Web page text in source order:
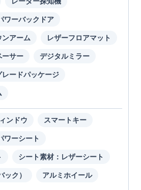
ワーバックドア
アーム レザーフロアマット
ーサー デジタルミラー
ードパッケージ
ンドウ スマートキー
ワーシート
シート素材：レザーシート
ック） アルミホイール